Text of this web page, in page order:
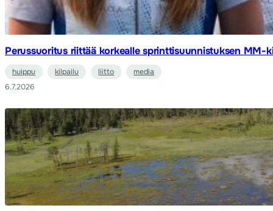
Perussuoritus riittää korkealle sprinttisuunnistuksen MM-
huippu kilpailu liitto
media
6.7.2026